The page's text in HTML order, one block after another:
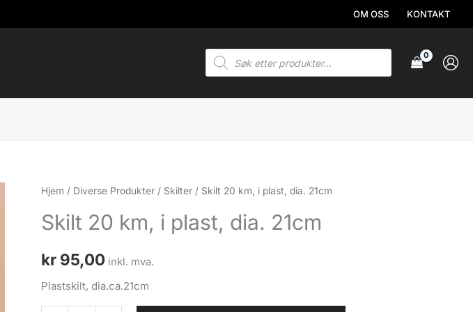
OM OSS KONTAKT
Products
search
Hjem / Diverse Produkter / Skilter / Skilt 20 km, i plast, dia. 21cm
Skilt 20 km, i plast, dia. 21cm
kr 95,00 inkl. mva.
Plastskilt, dia.ca.21cm